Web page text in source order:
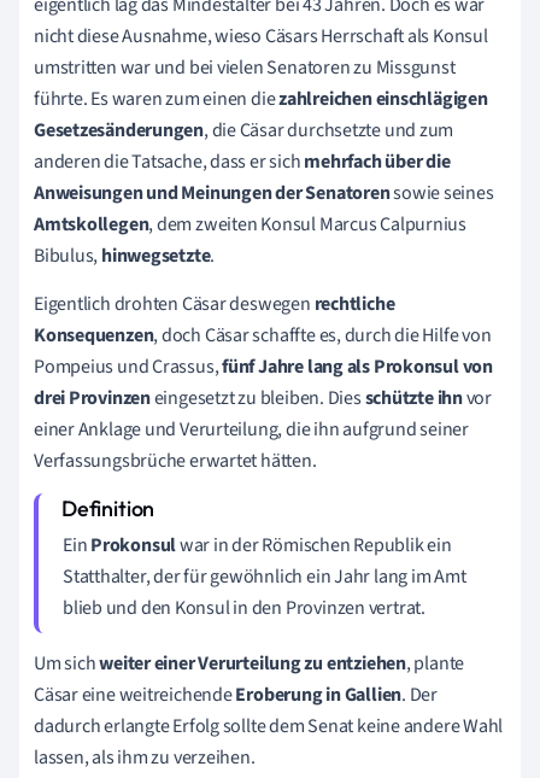
nicht diese Ausnahme, wieso Cäsars Herrschaft als Konsul
umstritten war und bei vielen Senatoren zu Missgunst
führte. Es waren zum einen diezahlreichen einschlägigen
Gesetzesänderungen, die Cäsar durchsetzte und zum
anderen die Tatsache, dass er sichmehrfach über die
Anweisungen und Meinungen der Senatorensowie seines
Amtskollegen, dem zweiten Konsul Marcus Calpurnius
Bibulus,hinwegsetzte.
Eigentlich drohten Cäsar deswegen rechtliche
Konsequenzen, doch Cäsar schaffte es, durch die Hilfe von
Pompeius und Crassus,fünf Jahre lang als Prokonsul von
drei Provinzeneingesetzt zu bleiben. Diesschützte ihnvor
einer Anklage und Verurteilung, die ihn aufgrund seiner
Verfassungsbrüche erwartet hätten.
EinProkonsulwar in der Römischen Republik ein
Statthalter, der für gewöhnlich ein Jahr lang im Amt
blieb und den Konsul in den Provinzen vertrat.
Um sichweiter einer Verurteilung zu entziehen, plante
Cäsar eine weitreichendeEroberung in Gallien. Der
dadurch erlangte Erfolg sollte dem Senat keine andere Wahl
lassen, als ihm zu verzeihen.